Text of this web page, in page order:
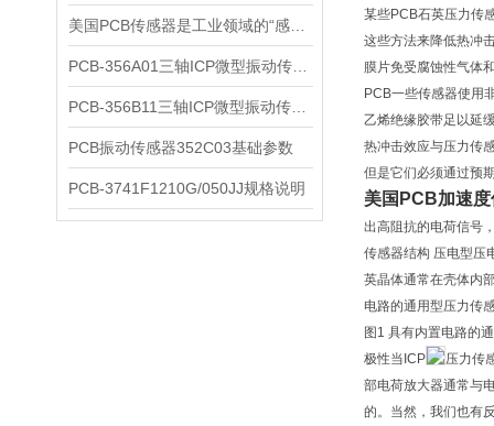
PCB振动传感器352C03基础参数
PCB-3741F1210G/050JJ规格说明
某些PCB石英压力传
这些方法来降低热冲
膜片免受腐蚀性气体
PCB一些传感器使用
乙烯绝缘胶带足以延
热冲击效应与压力传
但是它们必须通过预
美国PCB加速
出高阻抗的电荷信号
传感器结构 压电型压
英晶体通常在壳体内
电路的通用型压力传
图1 具有内置电路的
极性当ICP
压力传
部电荷放大器通常与
的。当然，我们也有